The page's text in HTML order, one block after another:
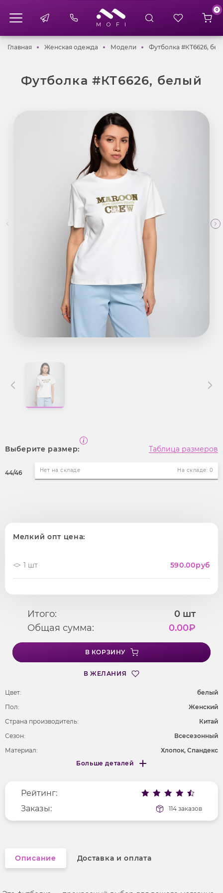
0
ГлавнаяГлавнаяЖенская одежда Женская одежда
МоделиМоделиФутболка #КТ6626,
Футболка #КТ6626, белый
Выберите размер: Таблица размеров
44/46 Нет на складе На складе: 0
Мелкий опт цена:
1 шт 590.00руб
Итого: 0 шт
Общая сумма:
0.00₽
В КОРЗИНУ
В ЖЕЛАНИЯ
Цвет:
белый
Пол:
Женский
Страна производитель:
Китай
Сезон:
Всесезонный
Материал:
Хлопок, Спандекс
Фактура материала
трикотажный
Длина рукава
короткие
Вырез горловины
округлый
Больше деталей
Меньше деталей
Рейтинг:
Заказы:
114 заказов
Описание Доставка и оплата